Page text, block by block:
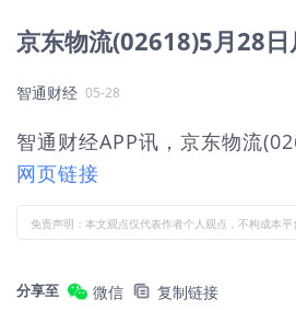
京东物流(02618)5月28
智通财经 05-28
智通财经APP讯，京东物流
网页链接
免责声明：本文观点仅代表作者个人观点，不构成本
分享至 微信 复制链接